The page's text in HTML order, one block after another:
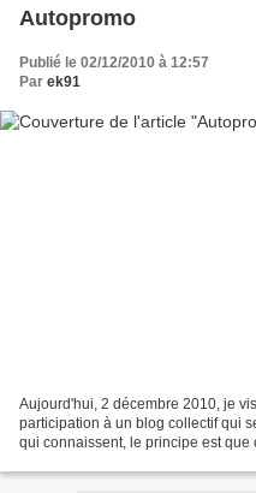
Autopromo
Publié le 02/12/2010 à 12:57
Par ek91
Aujourd'hui, 2 décembre 2010, je
participation à un blog collectif qui
qui connaissent, le principe est que